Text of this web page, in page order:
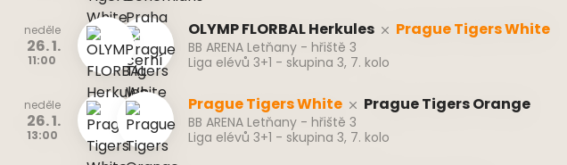
neděle
26. 1.
11:00
OLYMP FLORBAL Herkules Prague Tigers White
BB ARENA Letňany - hřiště 3
Liga elévů 3+1 - skupina 3, 7. kolo
neděle
26. 1.
13:00
Prague Tigers White Prague Tigers Orange
BB ARENA Letňany - hřiště 3
Liga elévů 3+1 - skupina 3, 7. kolo